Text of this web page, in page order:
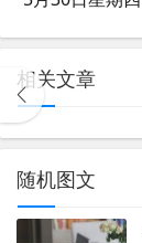
相关文章
随机图文